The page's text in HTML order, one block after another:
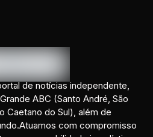
de notícias independente,
ABC (Santo André, São
Caetano do Sul), além de
com compromisso